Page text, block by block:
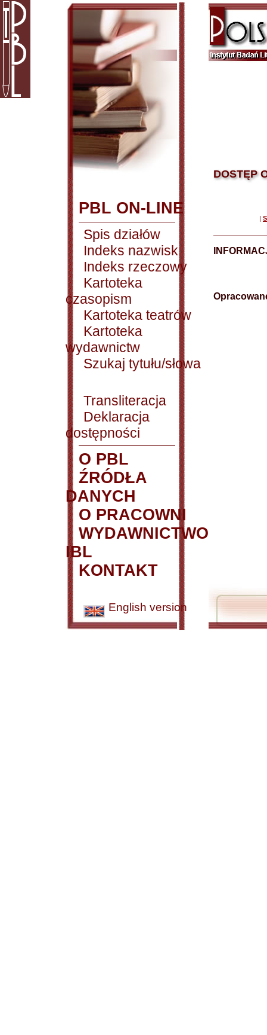
PBL ON-LINE
Spis działów
Indeks nazwisk
Indeks rzeczowy
Kartoteka
czasopism
Kartoteka teatrów
Kartoteka
wydawnictw
Szukaj tytułu/słowa
Transliteracja
Deklaracja
dostępności
O PBL
ŹRÓDŁA
DANYCH
O PRACOWNI
WYDAWNICTWO
IBL
KONTAKT
English version
DOSTĘP
|